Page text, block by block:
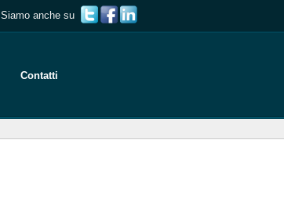
Siamo anche su
Contatti